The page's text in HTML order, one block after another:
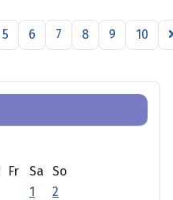
5 6 7 8 9 10
Fr Sa
So
1
2